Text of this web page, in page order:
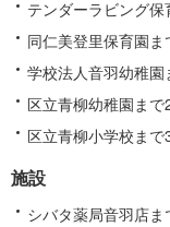
テンダーラビング
同仁美登里保育園
学校法人音羽幼稚
区立青柳幼稚園ま
区立青柳小学校ま
施設
シバタ薬局音羽店